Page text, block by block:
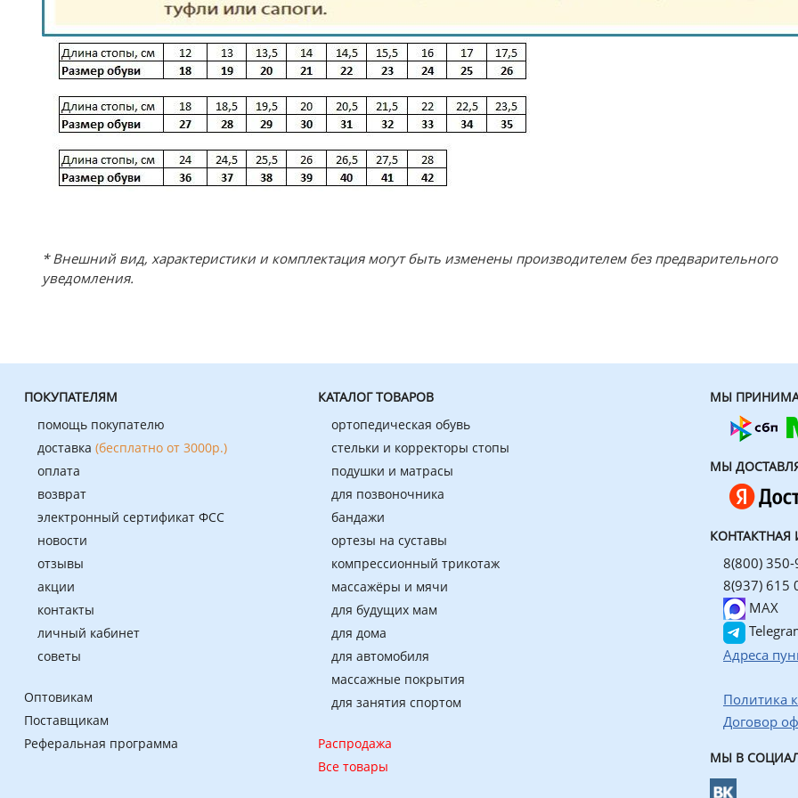
* Внешний вид, характеристики и комплектация могут быть изменены производителем без предварительного
уведомления.
ПОКУПАТЕЛЯМ
помощь покупателю
доставка (бесплатно от 3000р.)
оплата
возврат
электронный сертификат ФСС
новости
отзывы
акции
контакты
личный кабинет
советы
Оптовикам
Поставщикам
Реферальная программа
КАТАЛОГ ТОВАРОВ
ортопедическая обувь
стельки и корректоры стопы
подушки и матрасы
для позвоночника
бандажи
ортезы на суставы
компрессионный трикотаж
массажёры и мячи
для будущих мам
для дома
для автомобиля
массажные покрытия
для занятия спортом
Распродажа
Все товары
МЫ
МЫ
8(800)
8(937) 615
MAX
Адреса
Политика
Договор
МЫ В